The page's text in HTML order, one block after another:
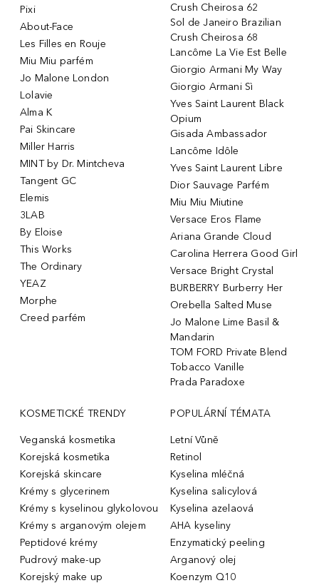
Pixi
About-Face
Les Filles en Rouje
Miu Miu parfém
Jo Malone London
Lolavie
Alma K
Pai Skincare
Miller Harris
MINT by Dr. Mintcheva
Tangent GC
Elemis
3LAB
By Eloise
This Works
The Ordinary
YEAZ
Morphe
Creed parfém
Crush Cheirosa 62
Sol de Janeiro Brazilian
Crush Cheirosa 68
Lancôme La Vie Est Belle
Giorgio Armani My Way
Giorgio Armani Sì
Yves Saint Laurent Black
Opium
Gisada Ambassador
Lancôme Idôle
Yves Saint Laurent Libre
Dior Sauvage Parfém
Miu Miu Miutine
Versace Eros Flame
Ariana Grande Cloud
Carolina Herrera Good Girl
Versace Bright Crystal
BURBERRY Burberry Her
Orebella Salted Muse
Jo Malone Lime Basil &
Mandarin
TOM FORD Private Blend
Tobacco Vanille
Prada Paradoxe
KOSMETICKÉ TRENDY
Veganská kosmetika
Korejská kosmetika
Korejská skincare
Krémy s glycerinem
Krémy s kyselinou glykolovou
Krémy s arganovým olejem
Peptidové krémy
Pudrový make-up
Korejský make up
POPULÁRNÍ TÉMATA
Letní Vůně
Retinol
Kyselina mléčná
Kyselina salicylová
Kyselina azelaová
AHA kyseliny
Enzymatický peeling
Arganový olej
Koenzym Q10